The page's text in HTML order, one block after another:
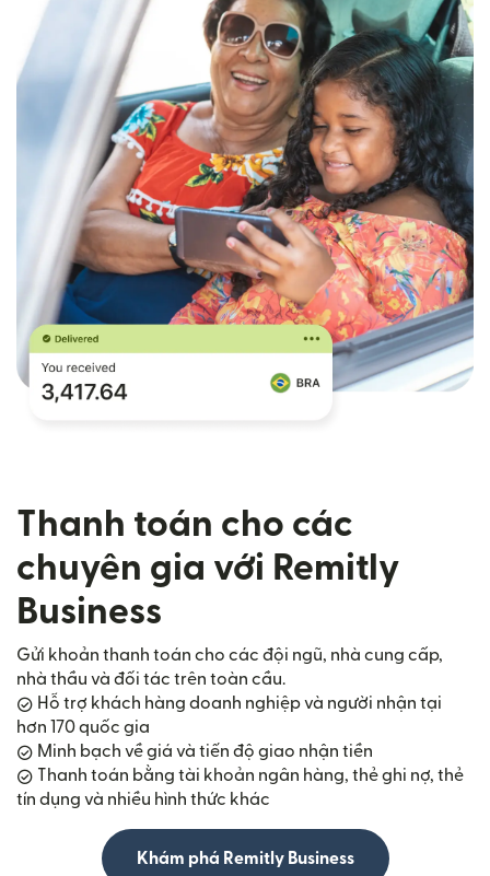
Thanh toán cho các
chuyên gia với Remitly
Business
Gửi khoản thanh toán cho các đội ngũ, nhà cung cấp,
nhà thầu và đối tác trên toàn cầu.
Hỗ trợ khách hàng doanh nghiệp và người nhận tại
hơn 170 quốc gia
Minh bạch về giá và tiến độ giao nhận tiền
Thanh toán bằng tài khoản ngân hàng, thẻ ghi nợ, thẻ
tín dụng và nhiều hình thức khác
Khám phá Remitly Business